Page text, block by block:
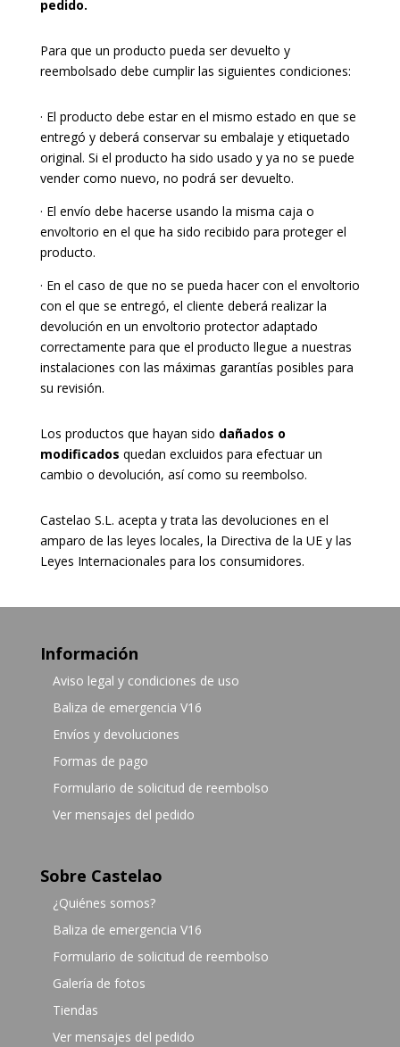
pedido.
Para que un producto pueda ser devuelto y
reembolsado debe cumplir las siguientes condiciones:
· El producto debe estar en el mismo estado en que se
entregó y deberá conservar su embalaje y etiquetado
original. Si el producto ha sido usado y ya no se puede
vender como nuevo, no podrá ser devuelto.
· El envío debe hacerse usando la misma caja o
envoltorio en el que ha sido recibido para proteger el
producto.
· En el caso de que no se pueda hacer con el envoltorio
con el que se entregó, el cliente deberá realizar la
devolución en un envoltorio protector adaptado
correctamente para que el producto llegue a nuestras
instalaciones con las máximas garantías posibles para
su revisión.
Los productos que hayan sido dañados o
modificados quedan excluidos para efectuar un
cambio o devolución, así como su reembolso.
Castelao S.L. acepta y trata las devoluciones en el
amparo de las leyes locales, la Directiva de la UE y las
Leyes Internacionales para los consumidores.
Información
Aviso legal y condiciones de uso
Baliza de emergencia V16
Envíos y devoluciones
Formas de pago
Formulario de solicitud de reembolso
Ver mensajes del pedido
Sobre Castelao
¿Quiénes somos?
Baliza de emergencia V16
Formulario de solicitud de reembolso
Galería de fotos
Tiendas
Ver mensajes del pedido